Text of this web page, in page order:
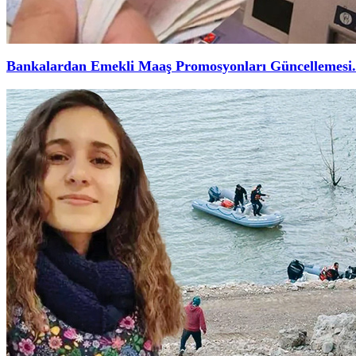
Bankalardan Emekli Maaş Promosyonları